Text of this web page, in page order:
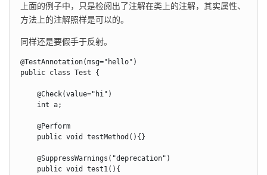
上面的例子中，只是检阅出了注解在类上的注解，其实属性、
方法上的注解照样是可以的。
同样还是要假手于反射。
@TestAnnotation(msg="hello")
public class Test {
    @Check(value="hi")
    int a;
    @Perform
    public void testMethod(){}
    @SuppressWarnings("deprecation")
    public void test1(){